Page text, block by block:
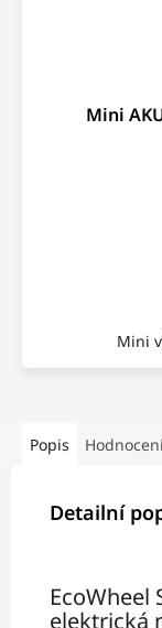
Mini
Mini
Popis
Detailní
EcoWheel
elektrická